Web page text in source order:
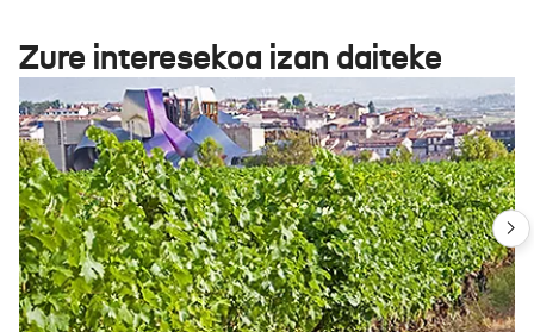
Zure interesekoa izan daiteke